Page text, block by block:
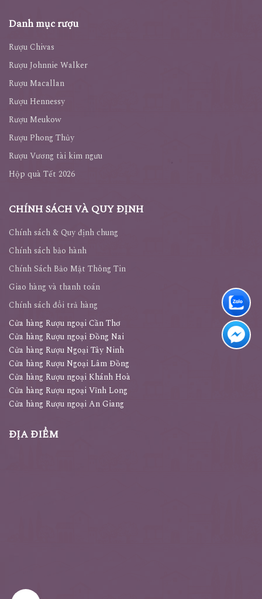
Danh mục rượu
Rượu Chivas
Rượu Johnnie Walker
Rượu Macallan
Rượu Hennessy
Rượu Meukow
Rượu Phong Thủy
Rượu Vương tài kim ngưu
Hộp quà Tết 2026
CHÍNH SÁCH VÀ QUY ĐỊNH
Chính sách & Quy định chung
Chính sách bảo hành
Chính Sách Bảo Mật Thông Tin
Giao hàng và thanh toán
Chính sách đổi trả hàng
Cửa hàng Rượu ngoại Cần Thơ
Cửa hàng Rượu ngoại Đồng Nai
Cửa hàng Rượu Ngoại Tây Ninh
Cửa hàng Rượu Ngoại Lâm Đồng
Cửa hàng Rượu ngoại Khánh Hoà
Cửa hàng Rượu ngoại Vĩnh Long
Cửa hàng Rượu ngoại An Giang
ĐỊA ĐIỂM